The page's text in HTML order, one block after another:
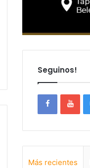
Seguinos!
Más recientes